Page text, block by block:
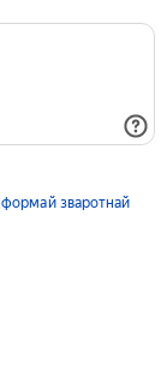
формай зваротнай